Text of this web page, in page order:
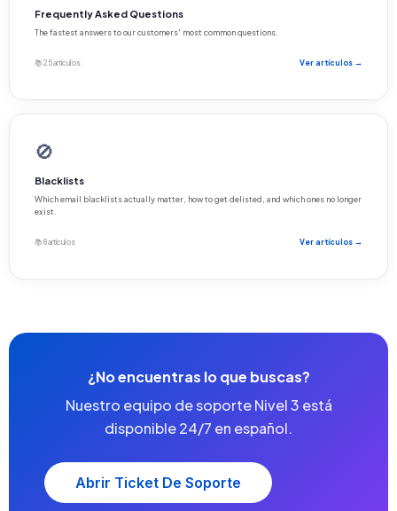
Frequently Asked Questions
The fastest answers to our customers' most common questions.
📚 25 artículos Ver artículos →
🚫
Blacklists
Which email blacklists actually matter, how to get delisted, and which ones no longer
exist.
📚 8 artículos Ver artículos →
¿No encuentras lo que buscas?
Nuestro equipo de soporte Nivel 3 está
disponible 24/7 en español.
Abrir Ticket De Soporte